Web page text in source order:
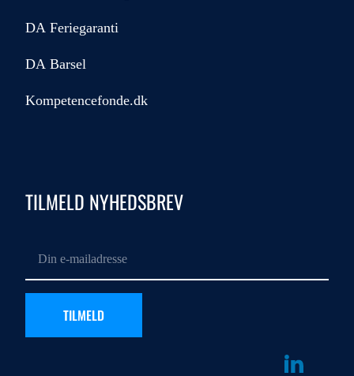
DA Feriegaranti
DA Barsel
Kompetencefonde.dk
TILMELD NYHEDSBREV